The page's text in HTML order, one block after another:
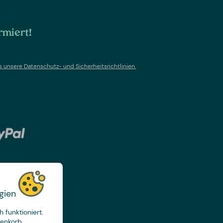
funktioniert.
unsere Datenschutz- und Sicherheitsrichtlinien.